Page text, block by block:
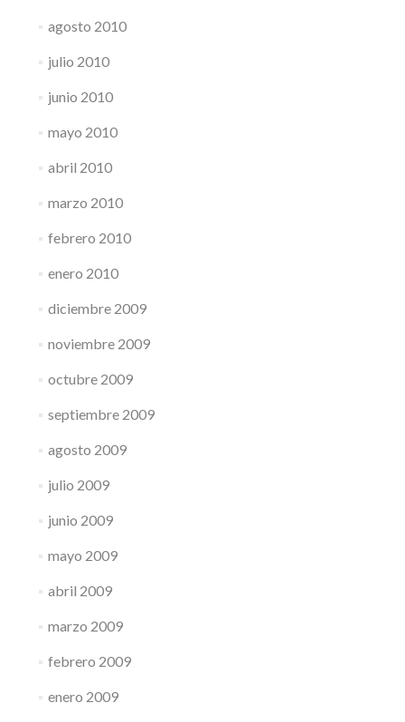
agosto 2010
julio 2010
junio 2010
mayo 2010
abril 2010
marzo 2010
febrero 2010
enero 2010
diciembre 2009
noviembre 2009
octubre 2009
septiembre 2009
agosto 2009
julio 2009
junio 2009
mayo 2009
abril 2009
marzo 2009
febrero 2009
enero 2009